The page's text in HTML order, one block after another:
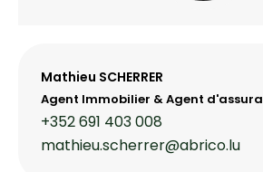
Mathieu SCHERRER
Agent Immobilier & Agent
+352 691 403 008
mathieu.scherrer@abrico.lu